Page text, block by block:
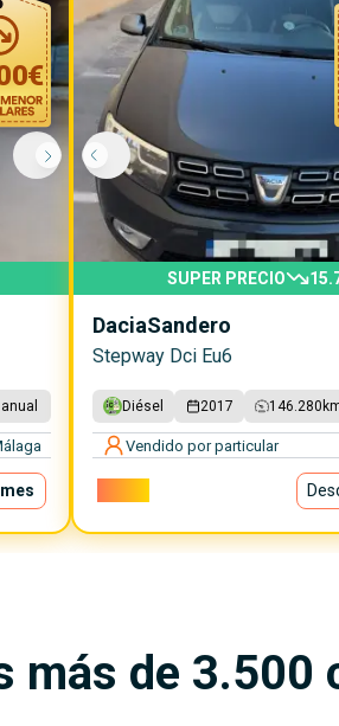
€
SUPER PRECIO
DaciaSandero
Stepway Dci Eu6
Diésel 2017 146.280
Vendido por particular
más de